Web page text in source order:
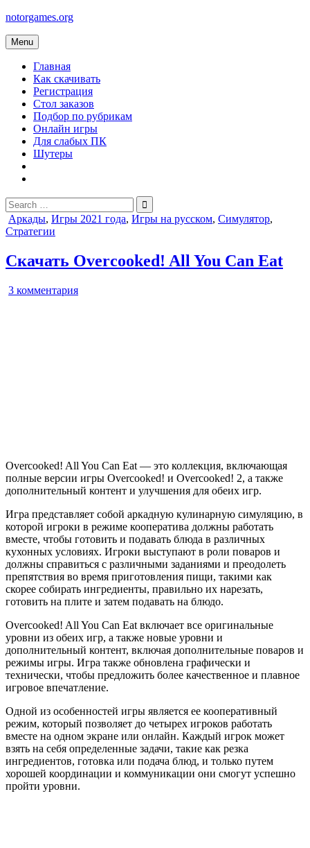
Skip
content
notorgames.org
Menu
Главная
Как скачивать
Регистрация
Стол заказов
Подбор по рубрикам
Онлайн игры
Для слабых ПК
Шутеры
Search
for:
Posted
in
Аркады, Игры 2021 года, Игры на русском, Симулятор,
Стратегии
Скачать Overcooked! All You Can Eat
3 комментарияк
Overcooked! All You Can Eat — это коллекция, включающая
полные версии игры Overcooked! и Overcooked! 2, а также
дополнительный контент и улучшения для обеих игр.
Игра представляет собой аркадную кулинарную симуляцию, в
которой игроки в режиме кооператива должны работать
вместе, чтобы готовить и подавать блюда в различных
кухонных условиях. Игроки выступают в роли поваров и
должны справиться с различными заданиями и преодолеть
препятствия во время приготовления пищи, такими как
скорее собирать ингредиенты, правильно их нарезать,
готовить на плите и затем подавать на блюдо.
Overcooked! All You Can Eat включает все оригинальные
уровни из обеих игр, а также новые уровни и
дополнительный контент, включая дополнительные поваров и
режимы игры. Игра также обновлена графически и
технически, чтобы предложить более качественное и плавное
игровое впечатление.
Одной из особенностей игры является ее кооперативный
режим, который позволяет до четырех игроков работать
вместе на одном экране или онлайн. Каждый игрок может
взять на себя определенные задачи, такие как резка
ингредиентов, готовка или подача блюд, и только путем
хорошей координации и коммуникации они смогут успешно
пройти уровни.